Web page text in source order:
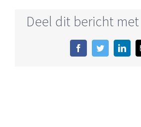
Deel dit bericht
FacebookTwitter